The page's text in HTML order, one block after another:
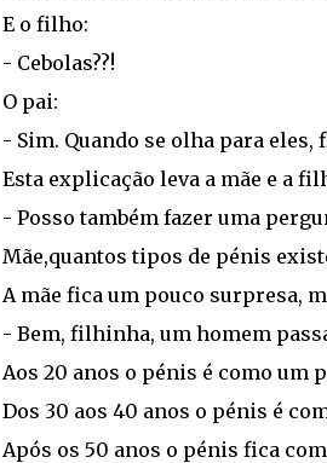
E o filho:
- Cebolas??!
O pai:
- Sim. Quando se olha para
Esta explicação leva a mãe e a
- Posso também fazer uma
Mãe,quantos tipos de pénis
A mãe fica um pouco surpresa,
- Bem, filhinha, um homem
Aos 20 anos o pénis é como um
Dos 30 aos 40 anos o pénis é
Após os 50 anos o pénis fica